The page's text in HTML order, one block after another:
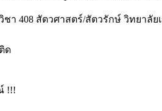
408 สัตวศาสตร์/สัตวรักษ์ วิทยาลัย
ด
!!!